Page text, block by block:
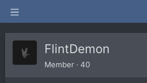
FlintDemon
Member · 40